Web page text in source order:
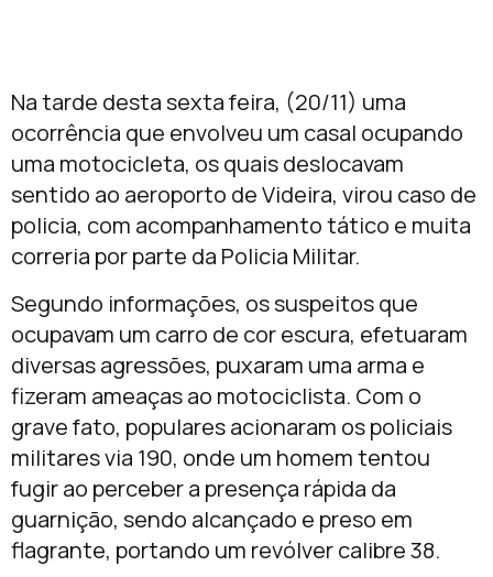
Na tarde desta sexta feira, (20/11) uma
ocorrência que envolveu um casal ocupando
uma motocicleta, os quais deslocavam
sentido ao aeroporto de Videira, virou caso de
policia, com acompanhamento tático e muita
correria por parte da Policia Militar.
Segundo informações, os suspeitos que
ocupavam um carro de cor escura, efetuaram
diversas agressões, puxaram uma arma e
fizeram ameaças ao motociclista. Com o
grave fato, populares acionaram os policiais
militares via 190, onde um homem tentou
fugir ao perceber a presença rápida da
guarnição, sendo alcançado e preso em
flagrante, portando um revólver calibre 38.